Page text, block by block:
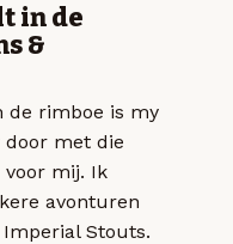
in de
&
de rimboe is my
met die
voor mij. Ik
avonturen
Stouts.